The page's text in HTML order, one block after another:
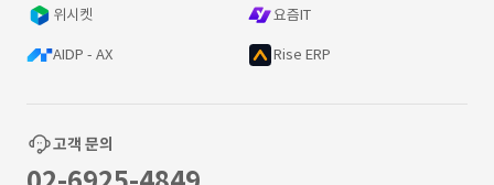
위시켓 요즘IT
AIDP - AX Rise ERP
고객 문의